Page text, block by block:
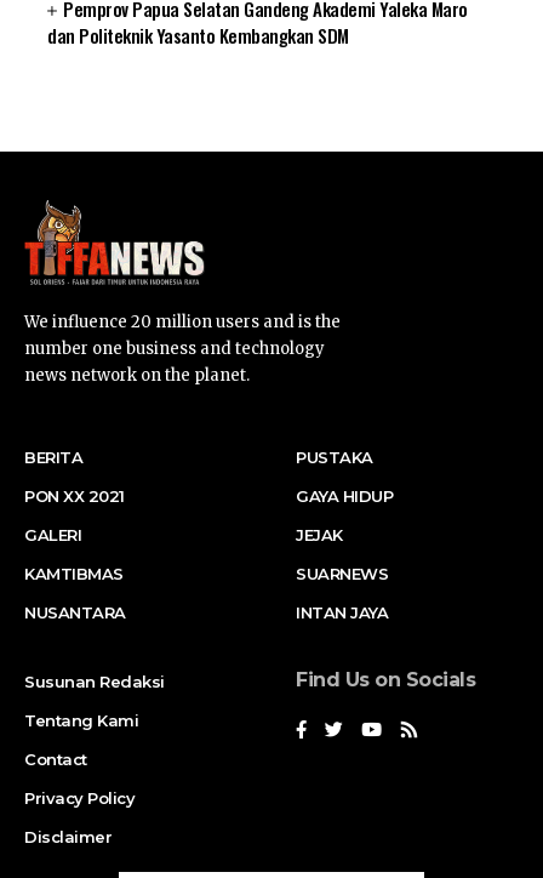
Pemprov Papua Selatan Gandeng Akademi Yaleka Maro
dan Politeknik Yasanto Kembangkan SDM
We influence 20 million users and is the
number one business and technology
news network on the planet.
BERITA
PON XX 2021
GALERI
KAMTIBMAS
NUSANTARA
PUSTAKA
GAYA HIDUP
JEJAK
SUARNEWS
INTAN JAYA
Susunan Redaksi
Tentang Kami
Contact
Privacy Policy
Disclaimer
Find Us on Socials